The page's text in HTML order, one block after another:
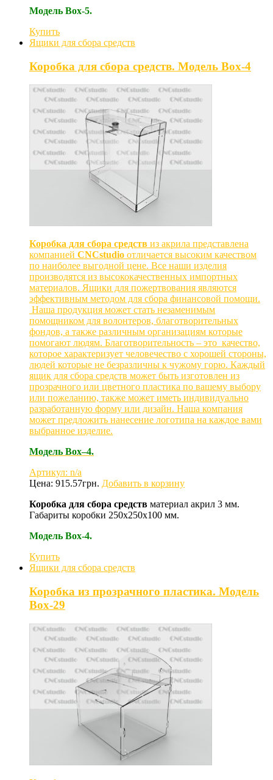
Модель Box-5.
Купить
Ящики для сбора средств
Коробка для сбора средств. Модель Box-4
Коробка для сбора средств из акрила представлена
компанией CNCstudio отличается высоким качеством
по наиболее выгодной цене. Все наши изделия
производятся из высококачественных импортных
материалов. Ящики для пожертвования являются
эффективным методом для сбора финансовой помощи.
Наша продукция может стать незаменимым
помощником для волонтеров, благотворительных
фондов, а также различным организациям которые
помогают людям. Благотворительность – это качество,
которое характеризует человечество с хорошей стороны,
людей которые не безразличны к чужому горю. Каждый
ящик для сбора средств может быть изготовлен из
прозрачного или цветного пластика по вашему выбору
или пожеланию, также может иметь индивидуально
разработанную форму или дизайн. Наша компания
может предложить нанесение логотипа на каждое вами
выбранное изделие.
Модель Box–4.
Артикул: n/a
Цена: 915.57грн. Добавить в корзину
Коробка для сбора средств материал акрил 3 мм.
Габариты коробки 250х250х100 мм.
Модель Box-4.
Купить
Ящики для сбора средств
Коробка из прозрачного пластика. Модель
Box-29